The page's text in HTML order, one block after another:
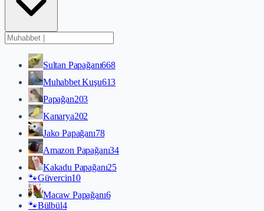
Sultan Papağanı668
Muhabbet Kuşu613
Papağan203
Kanarya202
Jako Papağanı78
Amazon Papağanı34
Kakadu Papağanı25
🐾Güvercin10
Macaw Papağanı6
🐾Bülbül4